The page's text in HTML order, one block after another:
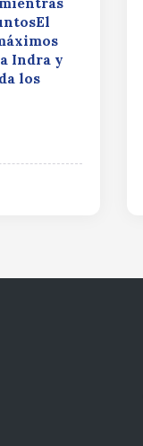
Indra y
los